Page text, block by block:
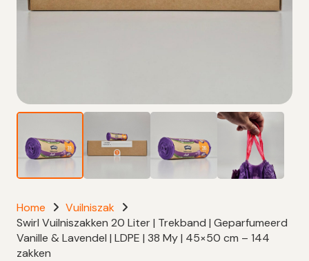
Home
Vuilniszak
Swirl Vuilniszakken 20 Liter | Trekband | Geparfumeerd
Vanille & Lavendel | LDPE | 38 My | 45×50 cm – 144
zakken